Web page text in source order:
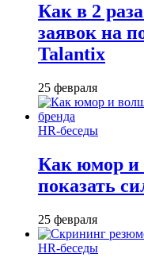
Как в 2
заявок на
Talantix
25 февраля
HR-беседы
Как юмор и
показать
25 февраля
HR-беседы